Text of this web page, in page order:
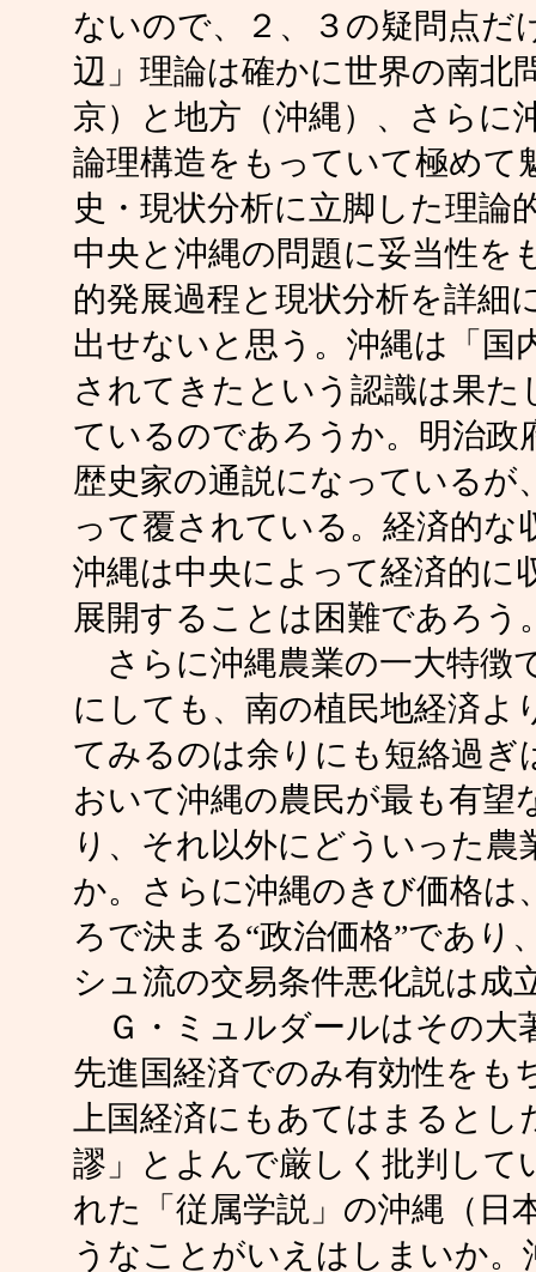
ないので、２、３の疑問点だ
辺」理論は確かに世界の南北
京）と地方（沖縄）、さらに
論理構造をもっていて極めて
史・現状分析に立脚した理論
中央と沖縄の問題に妥当性を
的発展過程と現状分析を詳細
出せないと思う。沖縄は「国
されてきたという認識は果
ているのであろうか。明治政
歴史家の通説になっているが
って覆されている。経済的
沖縄は中央によって経済的に
展開することは困難であろう
さらに沖縄農業の一大特徴
にしても、南の植民地経済よ
てみるのは余りにも短絡過ぎ
おいて沖縄の農民が最も有望
り、それ以外にどういった
か。さらに沖縄のきび価格は
ろで決まる“政治価格”であ
シュ流の交易条件悪化説は成
Ｇ・ミュルダールはその大
先進国経済でのみ有効性をも
上国経済にもあてはまると
謬」とよんで厳しく批判して
れた「従属学説」の沖縄（日
うなことがいえはしまいか